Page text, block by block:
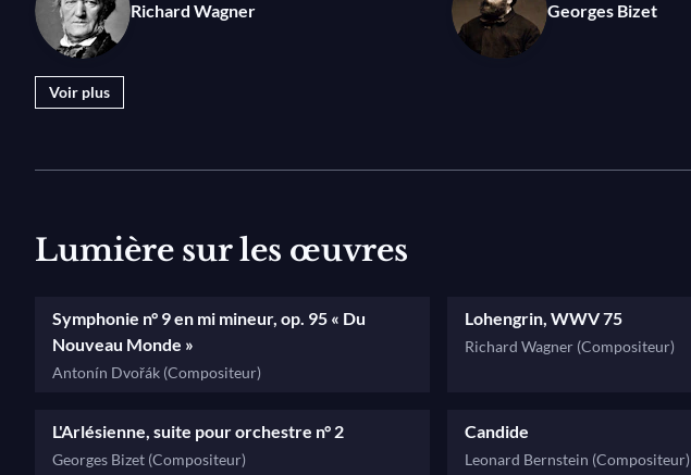
Richard Wagner Georges Bizet
Voir plus
Lumière sur les œuvres
Symphonie n° 9 en mi mineur, op. 95 « Du
Nouveau Monde »
Antonín Dvořák (Compositeur)
Lohengrin, WWV 75
Richard Wagner (Compositeur)
L'Arlésienne, suite pour orchestre n° 2
Georges Bizet (Compositeur)
Candide
Leonard Bernstein (Compositeur)